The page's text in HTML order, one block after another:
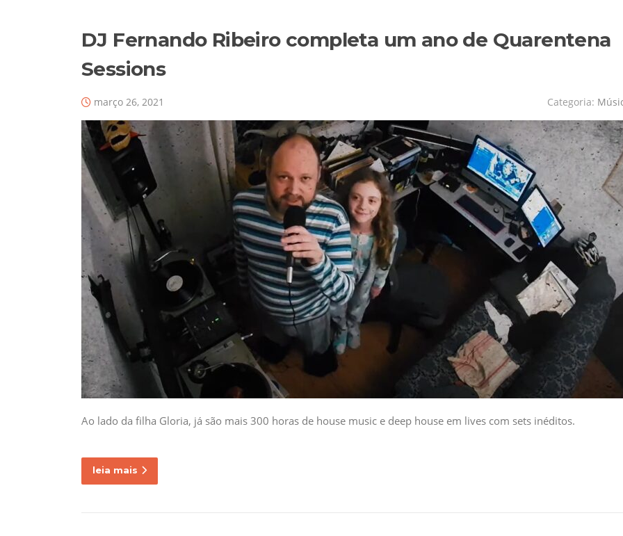
DJ Fernando Ribeiro completa um ano de Quarentena
Sessions
março 26, 2021 Categoria:
Ao lado da filha Gloria, já são mais 300 horas de house music e deep house em lives com sets inéditos.
leia mais